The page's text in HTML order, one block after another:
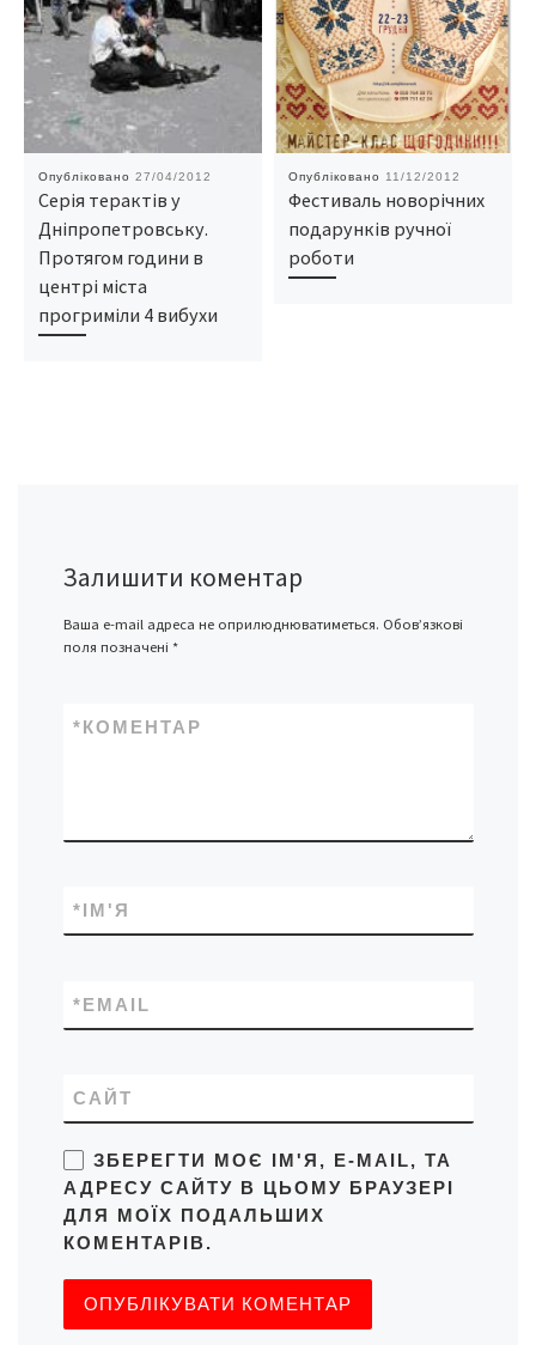
Опубліковано 27/04/2012
Серія терактів у
Дніпропетровську.
Протягом години в
центрі міста
прогриміли 4 вибухи
Опубліковано 11/12/2012
Фестиваль новорічних
подарунків ручної
роботи
Залишити коментар
Ваша e-mail адреса не оприлюднюватиметься. Обов’язкові
поля позначені *
КОМЕНТАР
*
ІМ'Я
*
EMAIL
*
САЙТ
ЗБЕРЕГТИ МОЄ ІМ'Я, E-MAIL, ТА
АДРЕСУ САЙТУ В ЦЬОМУ БРАУЗЕРІ
ДЛЯ МОЇХ ПОДАЛЬШИХ
КОМЕНТАРІВ.